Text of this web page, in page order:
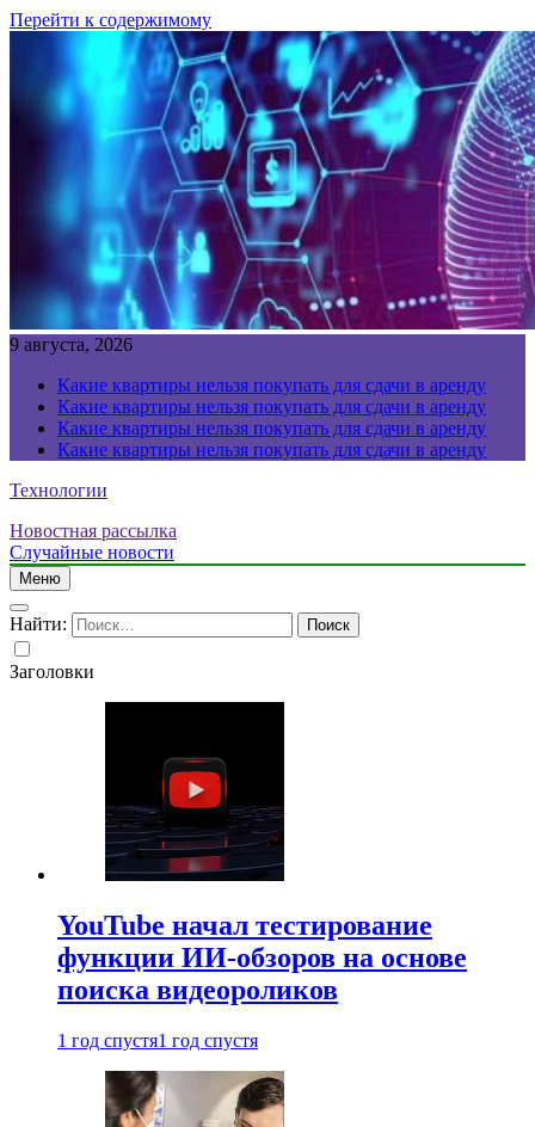
Перейти к содержимому
9 августа, 2026
Какие квартиры нельзя покупать для сдачи в аренду
Какие квартиры нельзя покупать для сдачи в аренду
Какие квартиры нельзя покупать для сдачи в аренду
Какие квартиры нельзя покупать для сдачи в аренду
Технологии
Новостная рассылка
Случайные новости
Меню
Найти:
Заголовки
YouTube начал тестирование
функции ИИ-обзоров на основе
поиска видеороликов
1 год спустя1 год спустя